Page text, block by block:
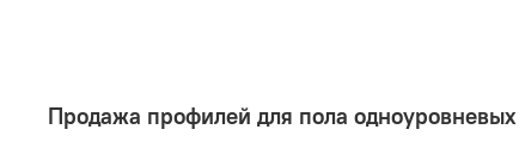
Продажа профилей для пола одноуровневых